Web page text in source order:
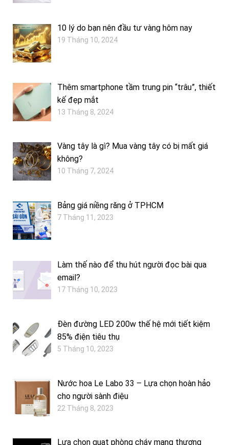
10 lý do bạn nên đầu tư vàng hôm nay
19 Tháng 10, 2024
Thêm smartphone tầm trung pin “trâu”, thiết
kế đẹp mắt
13 Tháng 8, 2024
Vàng tây là gì? Mua vàng tây có bị mất giá
không?
10 Tháng 7, 2024
Bảng giá niềng răng ở TPHCM
7 Tháng 11, 2023
Làm thế nào để thu hút người đọc bài qua
email?
17 Tháng 10, 2023
Đèn đường LED 200w thế hệ mới tiết kiệm
85% điện tiêu thụ
5 Tháng 10, 2023
Nước hoa Le Labo 33 – Lựa chọn hoàn hảo
cho người sành điệu
22 Tháng 8, 2023
Lựa chọn quạt phòng cháy mang thương